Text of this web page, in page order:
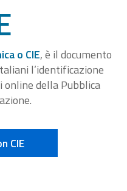
o CIE, è il documento
l’identificazione
online della Pubblica
CIE